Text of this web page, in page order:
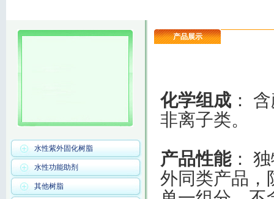
水性紫外固化树脂
水性功能助剂
其他树脂
产品展示
化学组成 ：
非离子
产品性能：
外同类产品，